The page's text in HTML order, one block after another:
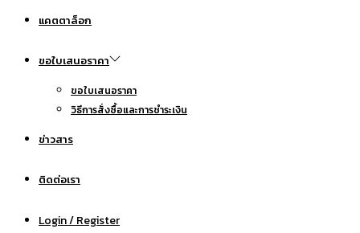
แคตตาล็อก
ขอใบเสนอราคา
ขอใบเสนอราคา
วิธีการสั่งซื้อและการชำระเงิน
ข่าวสาร
ติดต่อเรา
Login / Register